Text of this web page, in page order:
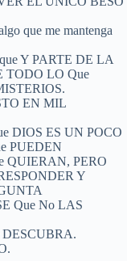
que me mantenga
Y PARTE DE LA
TODO LO Que
EN MIL
DIOS ES UN POCO
PUEDEN
QUIERAN, PERO
Y
Que No LAS
DESCUBRA.